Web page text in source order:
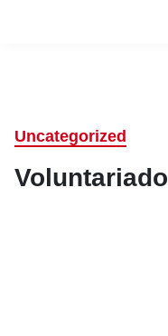
Uncategorized
Voluntariado